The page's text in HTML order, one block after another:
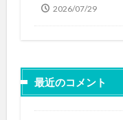
2026/07/29
最近のコメント